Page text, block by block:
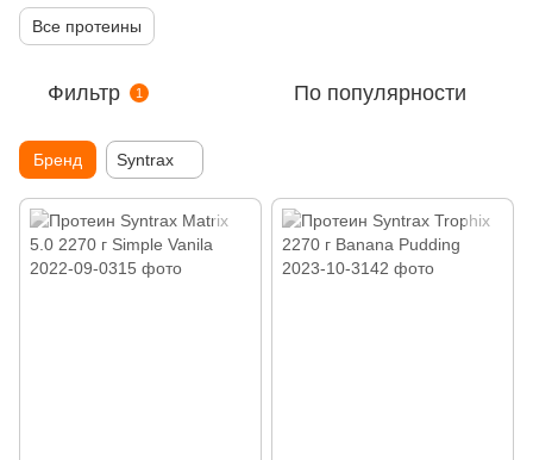
Все протеины
Фильтр 1 По популярности
Бренд Syntrax